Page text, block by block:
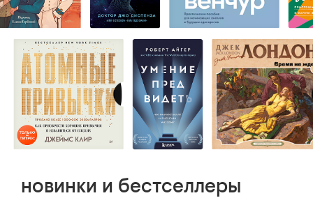
новинки и бестселлеры